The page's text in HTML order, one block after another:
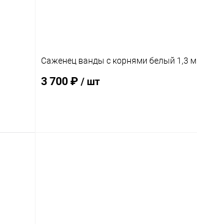
Саженец ванды с корнями белый 1,3 м
3 700 ₽ / шт